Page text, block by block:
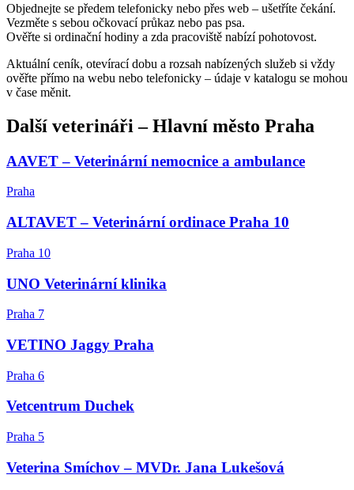
Objednejte se předem telefonicky nebo přes web – ušetříte čekání.
Vezměte s sebou očkovací průkaz nebo pas psa.
Ověřte si ordinační hodiny a zda pracoviště nabízí pohotovost.
Aktuální ceník, otevírací dobu a rozsah nabízených služeb si vždy
ověřte přímo na webu nebo telefonicky – údaje v katalogu se mohou
v čase měnit.
Další veterináři –Hlavní město Praha
AAVET – Veterinární nemocnice a ambulance
Praha
ALTAVET – Veterinární ordinace Praha 10
Praha 10
UNO Veterinární klinika
Praha 7
VETINO Jaggy Praha
Praha 6
Vetcentrum Duchek
Praha 5
Veterina Smíchov – MVDr. Jana Lukešová